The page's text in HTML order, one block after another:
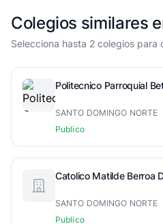
Colegios similares
Selecciona hasta 2 colegios para
Politecnico Parroquial
SANTO DOMINGO NORTE
Publico
Catolico Matilde Berroa
SANTO DOMINGO NORTE
Publico